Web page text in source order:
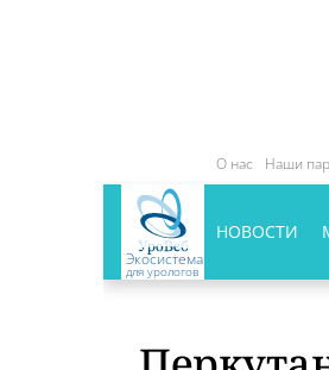
О нас Наши
Экосистема
для урологов
НОВОСТИ